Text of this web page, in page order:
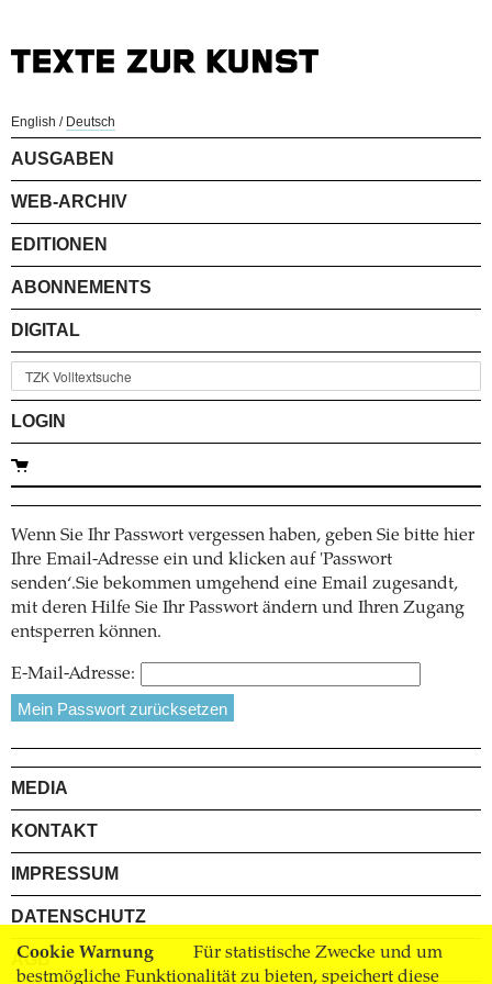
Cookie Warnung
Für statistische Zwecke und um
bestmögliche Funktionalität zu bieten, speichert diese
English / Deutsch
AUSGABEN
WEB-ARCHIV
EDITIONEN
ABONNEMENTS
DIGITAL
LOGIN
Wenn Sie Ihr Passwort vergessen haben, geben Sie bitte hier
Ihre Email-Adresse ein und klicken auf 'Passwort
senden‘.Sie bekommen umgehend eine Email zugesandt,
mit deren Hilfe Sie Ihr Passwort ändern und Ihren Zugang
entsperren können.
E-Mail-Adresse:
MEDIA
KONTAKT
IMPRESSUM
DATENSCHUTZ
AGB